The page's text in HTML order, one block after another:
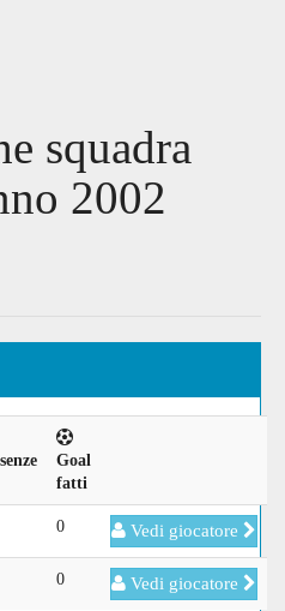
squadra
2002
Goal
fatti
0 Vedi giocatore
0 Vedi giocatore